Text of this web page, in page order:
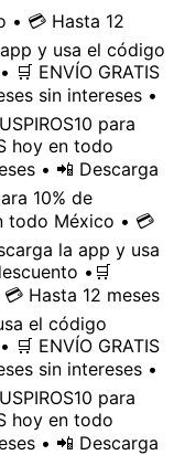
• 💳 Hasta 12
y usa el código
🛒 ENVÍO GRATIS
sin intereses •
para
hoy en todo
• 📲 Descarga
10% de
todo México • 💳
la app y usa
• 🛒
Hasta 12 meses
el código
🛒 ENVÍO GRATIS
sin intereses •
para
hoy en todo
• 📲 Descarga